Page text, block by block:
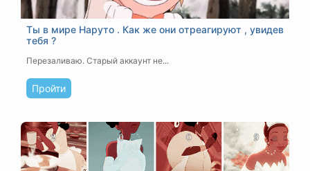
Ты в мире Наруто . Как же они отреагируют , увидев
тебя ?
Перезаливаю. Старый аккаунт не...
Пройти